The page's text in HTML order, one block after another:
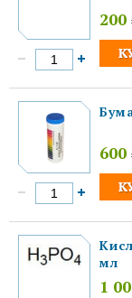
200
600
мл
1